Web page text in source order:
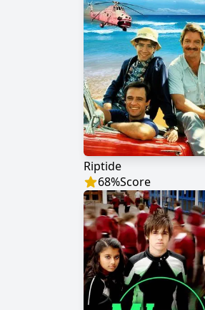
Riptide
68%Score